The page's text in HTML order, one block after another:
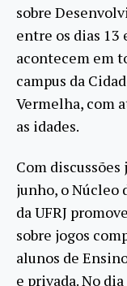
sobre
entre os dias 13
acontecem em
campus da
Vermelha, com
as idades.
Com
junho, o Núcleo
da UFRJ
sobre jogos
alunos de
e privada. No